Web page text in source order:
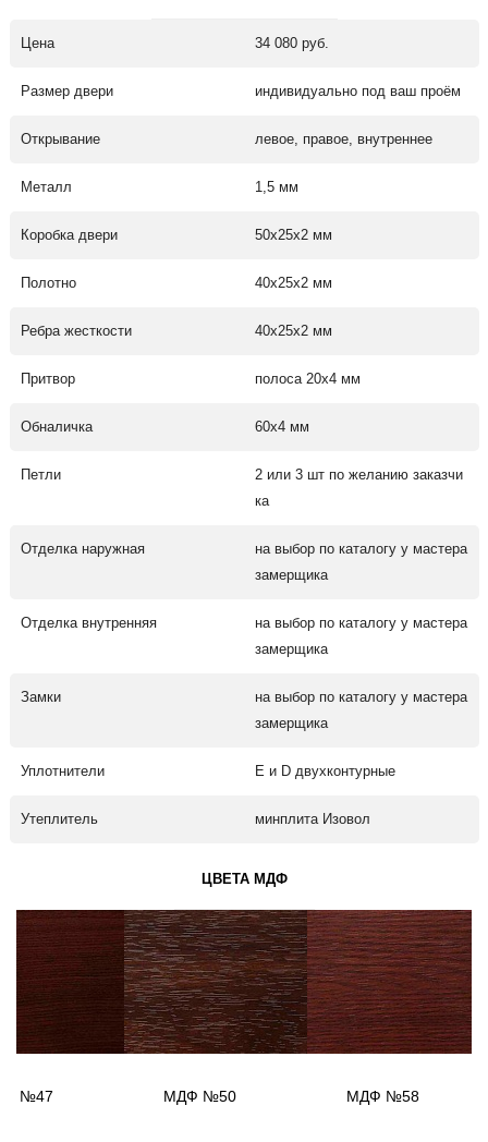
Цена 34 080 руб.
Размер двери индивидуально под ваш проём
Открывание левое, правое, внутреннее
Металл 1,5 мм
Коробка двери 50х25х2 мм
Полотно 40х25х2 мм
Ребра жесткости 40х25х2 мм
Притвор полоса 20х4 мм
Обналичка 60х4 мм
Петли
2 или 3 шт по желанию заказчи
ка
Отделка наружная
на выбор по каталогу у мастера
замерщика
Отделка внутренняя
на выбор по каталогу у мастера
замерщика
Замки
на выбор по каталогу у мастера
замерщика
Уплотнители Е и D двухконтурные
Утеплитель минплита Изовол
ЦВЕТА МДФ
№47 МДФ №50 МДФ №58